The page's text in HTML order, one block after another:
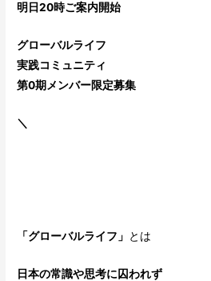
明日20時ご案内開始
グローバルライフ
実践コミュニティ
第0期メンバー限定募集
＼
「グローバルライフ」 とは
日本の常識や思考に囚われず